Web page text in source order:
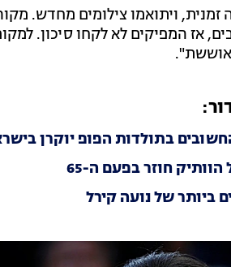
ויתואמו צילומים מחדש.
אז המפיקים לא לקחו סיכון.
בתולדות הפופ יוקרן
חוזר בפעם ה-65
ביותר של נועה קירל